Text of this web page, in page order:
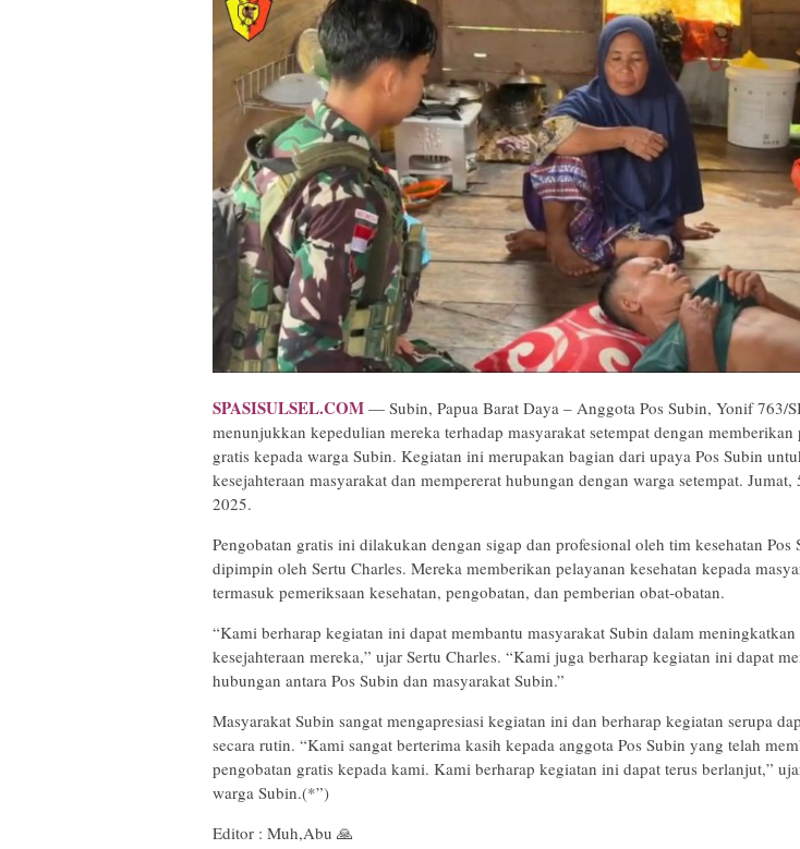
SPASISULSEL.COM — Subin, Papua Barat Daya – Anggota Pos Subin, Yonif 763/
menunjukkan kepedulian mereka terhadap masyarakat setempat dengan memberikan
gratis kepada warga Subin. Kegiatan ini merupakan bagian dari upaya Pos Subin
kesejahteraan masyarakat dan mempererat hubungan dengan warga setempat. Jumat,
2025.
Pengobatan gratis ini dilakukan dengan sigap dan profesional oleh tim kesehatan Pos
dipimpin oleh Sertu Charles. Mereka memberikan pelayanan kesehatan kepada
termasuk pemeriksaan kesehatan, pengobatan, dan pemberian obat-obatan.
“Kami berharap kegiatan ini dapat membantu masyarakat Subin dalam meningkatkan
kesejahteraan mereka,” ujar Sertu Charles. “Kami juga berharap kegiatan ini dapat
hubungan antara Pos Subin dan masyarakat Subin.”
Masyarakat Subin sangat mengapresiasi kegiatan ini dan berharap kegiatan serupa
secara rutin. “Kami sangat berterima kasih kepada anggota Pos Subin yang telah
pengobatan gratis kepada kami. Kami berharap kegiatan ini dapat terus berlanjut,”
warga Subin.(*”)
Editor : Muh,Abu 🙏